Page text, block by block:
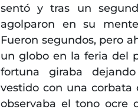
sentó y tras un
agolparon en su
Fueron segundos, pero
un globo en la feria del
fortuna giraba
vestido con una corbata
observaba el tono ocre